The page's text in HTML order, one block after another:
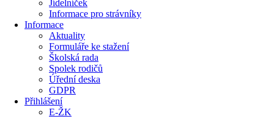
Jídelníček
Informace pro strávníky
Informace
Aktuality
Formuláře ke stažení
Školská rada
Spolek rodičů
Úřední deska
GDPR
Přihlášení
E-ŽK